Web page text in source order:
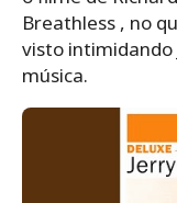
Breathless , no
visto intimidando
música.